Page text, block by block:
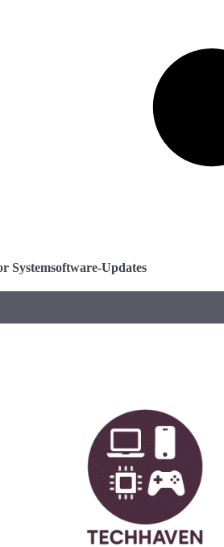
Systemsoftware-Updates